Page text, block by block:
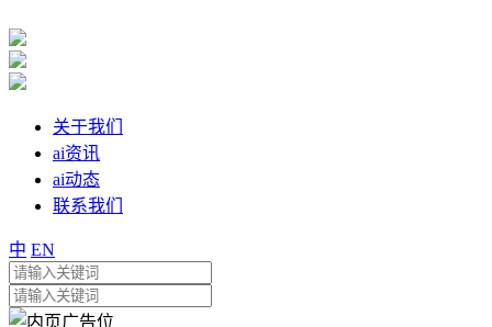
关于我们
ai资讯
ai动态
联系我们
中 EN